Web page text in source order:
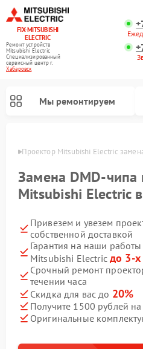
FIX-MITSUBISHI
ELECTRIC
Ремонт устройств
Mitsubishi Electric
Специализированный
cервисный центр г.
Хабаровск
Мы ремонтируем
Проектор Mitsubishi Electric
Замена DMD-чипа
Mitsubishi Electric
Привезем и увезем
собственной доставкой
Гарантия на наши
Mitsubishi Electric до 3-х
Срочный ремонт
течении часа
Скидка для вас до 20%
Получите 1500 рублей
Оригинальные